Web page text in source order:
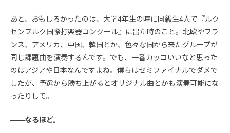
あと、おもしろかったのは、大学4年生の時に同級生4人で『ルク
センブルク国際打楽器コンクール』に出た時のこと。北欧やフラ
ンス、アメリカ、中国、韓国とか、色々な国から来たグループが
同じ課題曲を演奏するんです。でも、一番カッコいいなと思った
のはアジアや日本なんですよね。僕らはセミファイナルでダメで
したが、予選から勝ち上がるとオリジナル曲とかも演奏可能にな
ったりして。
――なるほど。